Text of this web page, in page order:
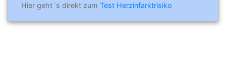
Hier geht´s direkt zum Test Herzinfarktrisiko